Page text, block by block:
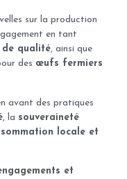
sur la production
en tant
qualité, ainsi que
des œufs fermiers
avant des pratiques
, la souveraineté
locale et
et